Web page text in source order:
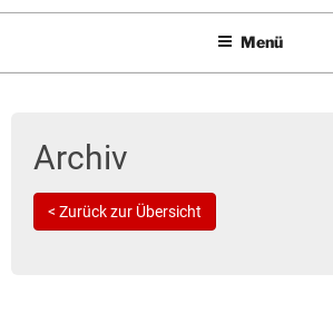
Menü
Archiv
< Zurück zur Übersicht